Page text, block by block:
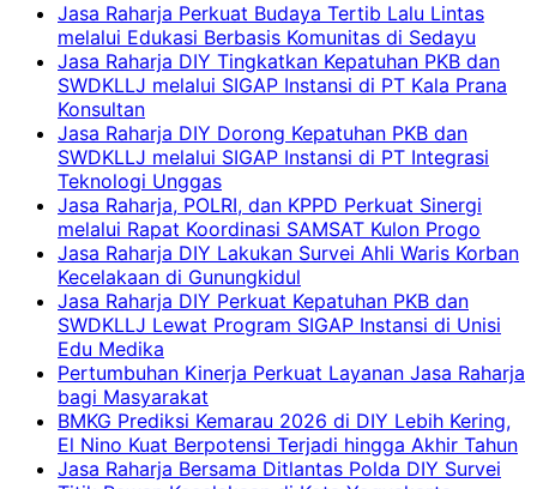
Jasa Raharja Perkuat Budaya Tertib Lalu Lintas
melalui Edukasi Berbasis Komunitas di Sedayu
Jasa Raharja DIY Tingkatkan Kepatuhan PKB dan
SWDKLLJ melalui SIGAP Instansi di PT Kala Prana
Konsultan
Jasa Raharja DIY Dorong Kepatuhan PKB dan
SWDKLLJ melalui SIGAP Instansi di PT Integrasi
Teknologi Unggas
Jasa Raharja, POLRI, dan KPPD Perkuat Sinergi
melalui Rapat Koordinasi SAMSAT Kulon Progo
Jasa Raharja DIY Lakukan Survei Ahli Waris Korban
Kecelakaan di Gunungkidul
Jasa Raharja DIY Perkuat Kepatuhan PKB dan
SWDKLLJ Lewat Program SIGAP Instansi di Unisi
Edu Medika
Pertumbuhan Kinerja Perkuat Layanan Jasa Raharja
bagi Masyarakat
BMKG Prediksi Kemarau 2026 di DIY Lebih Kering,
El Nino Kuat Berpotensi Terjadi hingga Akhir Tahun
Jasa Raharja Bersama Ditlantas Polda DIY Survei